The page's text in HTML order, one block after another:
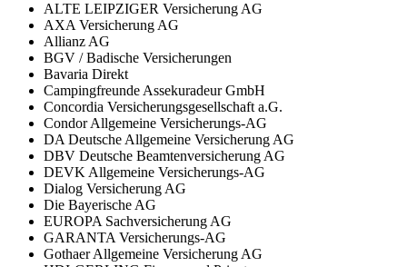
ALTE LEIPZIGER Versicherung AG
AXA Versicherung AG
Allianz AG
BGV / Badische Versicherungen
Bavaria Direkt
Campingfreunde Assekuradeur GmbH
Concordia Versicherungsgesellschaft a.G.
Condor Allgemeine Versicherungs-AG
DA Deutsche Allgemeine Versicherung AG
DBV Deutsche Beamtenversicherung AG
DEVK Allgemeine Versicherungs-AG
Dialog Versicherung AG
Die Bayerische AG
EUROPA Sachversicherung AG
GARANTA Versicherungs-AG
Gothaer Allgemeine Versicherung AG